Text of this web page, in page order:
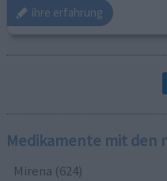
ihre erfahrung
Medikamente mit den
Mirena (624)